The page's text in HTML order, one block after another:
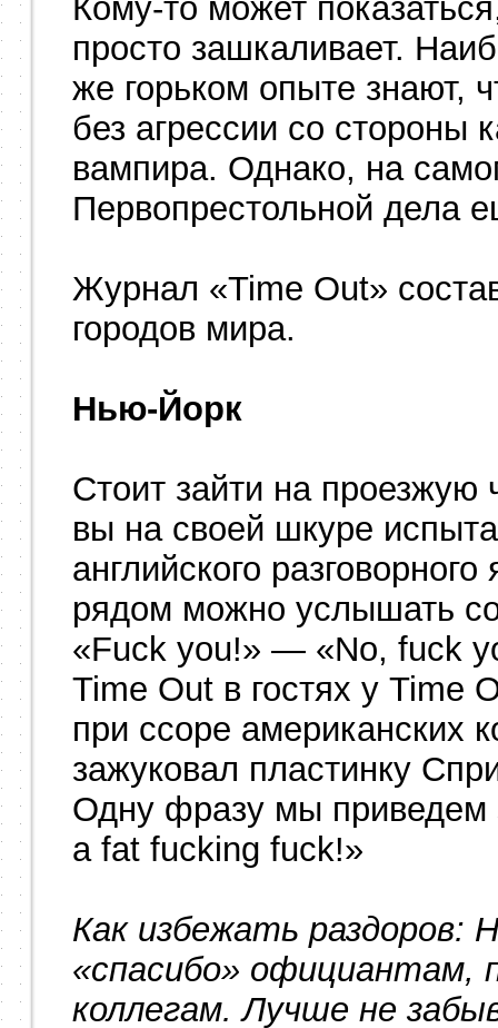
Кому-то может
просто зашкаливает.
же горьком опыте знают,
без агрессии со стороны
вампира. Однако, на
Первопрестольной дела
Журнал «Time Out»
городов мира.
Нью-Йорк
Стоит зайти на проезжую
вы на своей шкуре
английского
рядом можно услышать
«Fuck you!» — «No, fuck
Time Out в гостях у Time
при ссоре американских
зажуковал пластинку
Одну фразу мы приведем
a fat fucking fuck!»
Как избежать раздоров:
«спасибо» официантам,
коллегам. Лучше не